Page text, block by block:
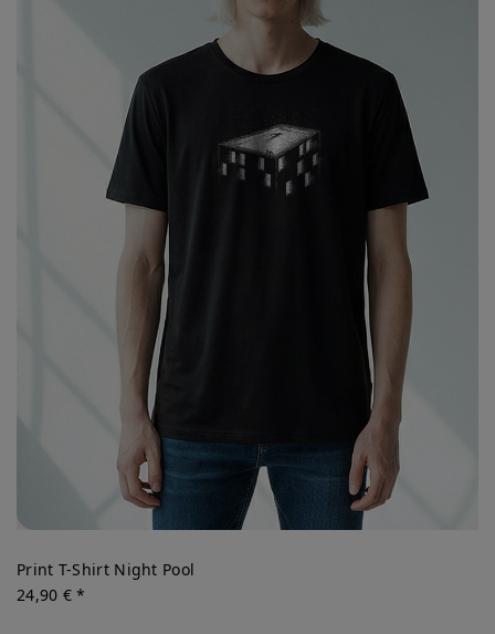
Print T-Shirt Night Pool
24,90 € *